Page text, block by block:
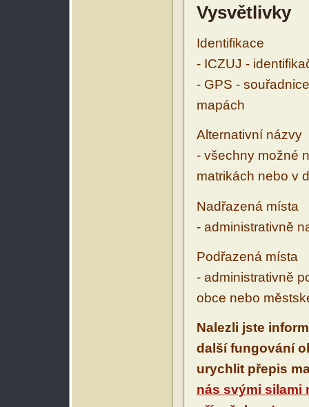
Vysvětlivky
Identifikace
- ICZUJ -
- GPS -
mapách
Alternativní názvy
- všechny možné
matrikách nebo v
Nadřazená místa
- administrativně
Podřazená místa
- administrativně
obce nebo
Nalezli jste
další fungování
urychlit přepis
nás svými silami